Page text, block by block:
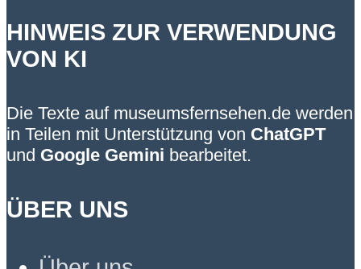
HINWEIS ZUR VERWENDUNG
VON KI
Die Texte auf museumsfernsehen.de werden
in Teilen mit Unterstützung von ChatGPT
und Google Gemini bearbeitet.
ÜBER UNS